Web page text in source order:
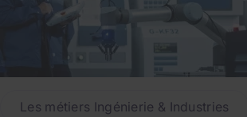
Les métiers Ingénierie & Industries